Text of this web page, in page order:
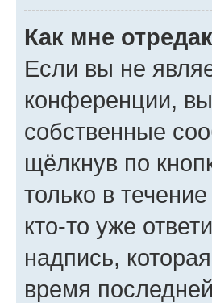
Как мне
Если вы не
конференции,
собственные
щёлкнув по
только в
кто-то уже
надпись,
время